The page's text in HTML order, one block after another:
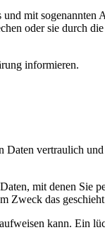
mit
oder sie durch
informieren.
vertraulich
mit denen
Zweck das
kann. Ein